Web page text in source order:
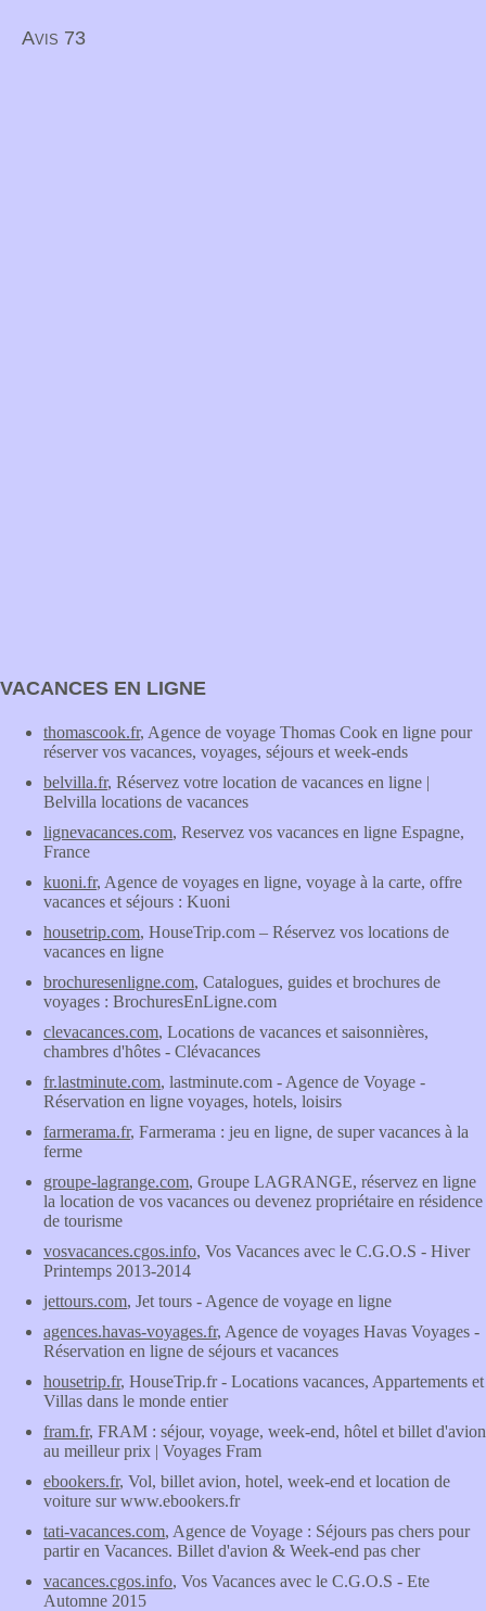
Avis 73
VACANCES EN LIGNE
thomascook.fr, Agence de voyage Thomas Cook en ligne pour
réserver vos vacances, voyages, séjours et week-ends
belvilla.fr, Réservez votre location de vacances en ligne |
Belvilla locations de vacances
lignevacances.com, Reservez vos vacances en ligne Espagne,
France
kuoni.fr, Agence de voyages en ligne, voyage à la carte, offre
vacances et séjours : Kuoni
housetrip.com, HouseTrip.com – Réservez vos locations de
vacances en ligne
brochuresenligne.com, Catalogues, guides et brochures de
voyages : BrochuresEnLigne.com
clevacances.com, Locations de vacances et saisonnières,
chambres d'hôtes - Clévacances
fr.lastminute.com, lastminute.com - Agence de Voyage -
Réservation en ligne voyages, hotels, loisirs
farmerama.fr, Farmerama : jeu en ligne, de super vacances à la
ferme
groupe-lagrange.com, Groupe LAGRANGE, réservez en ligne
la location de vos vacances ou devenez propriétaire en résidence
de tourisme
vosvacances.cgos.info, Vos Vacances avec le C.G.O.S - Hiver
Printemps 2013-2014
jettours.com, Jet tours - Agence de voyage en ligne
agences.havas-voyages.fr, Agence de voyages Havas Voyages -
Réservation en ligne de séjours et vacances
housetrip.fr, HouseTrip.fr - Locations vacances, Appartements et
Villas dans le monde entier
fram.fr, FRAM : séjour, voyage, week-end, hôtel et billet d'avion
au meilleur prix | Voyages Fram
ebookers.fr, Vol, billet avion, hotel, week-end et location de
voiture sur www.ebookers.fr
tati-vacances.com, Agence de Voyage : Séjours pas chers pour
partir en Vacances. Billet d'avion & Week-end pas cher
vacances.cgos.info, Vos Vacances avec le C.G.O.S - Ete
Automne 2015